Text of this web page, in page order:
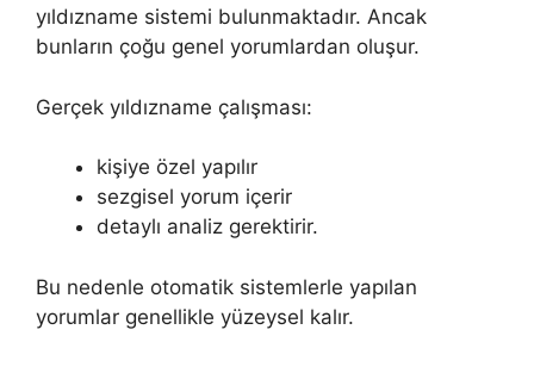
yıldızname sistemi bulunmaktadır. Ancak
bunların çoğu genel yorumlardan oluşur.
Gerçek yıldızname çalışması:
kişiye özel yapılır
sezgisel yorum içerir
detaylı analiz gerektirir.
Bu nedenle otomatik sistemlerle yapılan
yorumlar genellikle yüzeysel kalır.